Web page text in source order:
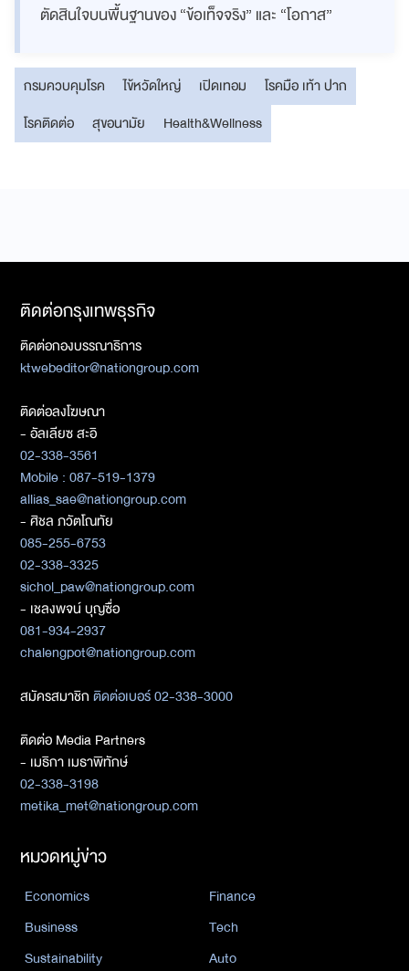
ตัดสินใจบนพื้นฐานของ “ข้อเท็จจริง” และ “โอกาส”
กรมควบคุมโรค ไข้หวัดใหญ่ เปิดเทอม
โรคมือ เท้า ปาก
โรคติดต่อ
สุขอนามัย Health&Wellness
ติดต่อกรุงเทพธุรกิจ
ติดต่อกองบรรณาธิการ
ktwebeditor@nationgroup.com
ติดต่อลงโฆษณา
- อัลเลียซ สะอิ
02-338-3561
Mobile : 087-519-1379
allias_sae@nationgroup.com
- ศิชล ภวัตโณทัย
085-255-6753
02-338-3325
sichol_paw@nationgroup.com
- เชลงพจน์ บุญซื่อ
081-934-2937
chalengpot@nationgroup.com
สมัครสมาชิกติดต่อเบอร์ 02-338-3000
ติดต่อ Media Partners
- เมธิกา เมธาพิทักษ์
02-338-3198
metika_met@nationgroup.com
หมวดหมู่ข่าว
Economics
Finance
Business
Tech
Sustainability
Auto